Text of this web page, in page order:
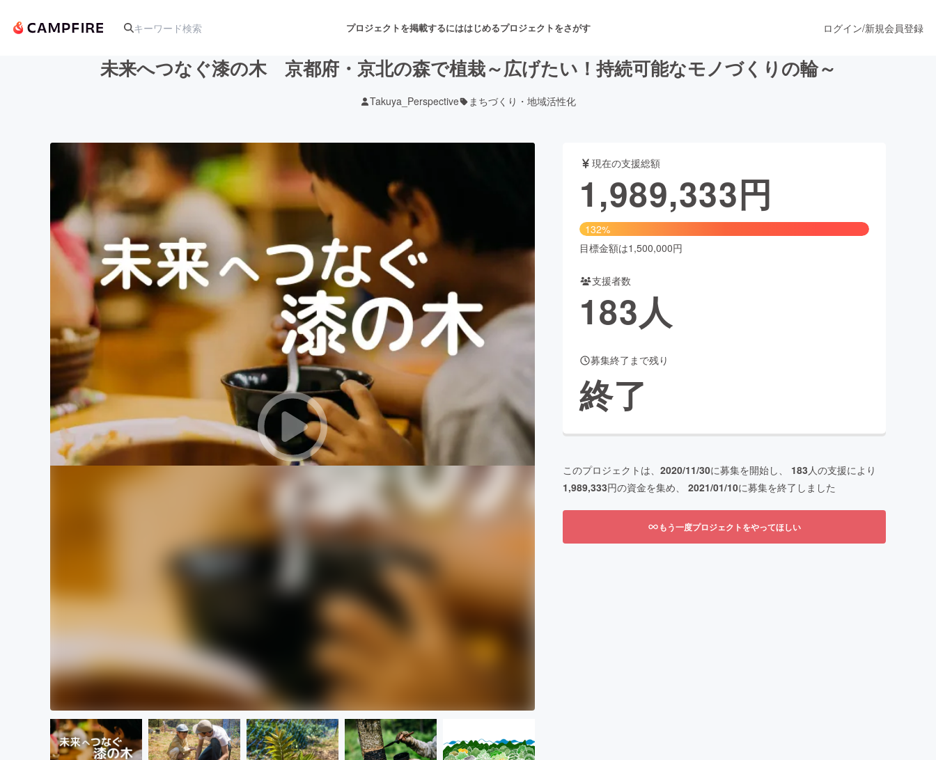
プロジェクトを掲載するにははじめるプロジェクトをさがす
アート・写真 舞台・パフォーマンス
テクノロジー・ガジェット ゲーム・サービス開発 ファッション
映像・映画 書籍・雑誌出版 アニメ・漫画
ビジネス・起業 チャレンジ ビューティー・ヘルスケア
まちづくり・地域活性化
CAMPFIRE for Social Good
CAMPFIREふるさと納税
ログイン/新規会員登録
未来へつなぐ漆の木 京都府・京北の森で植栽～広げたい！持続可能なモノづくりの輪～
Takuya_Perspective まちづくり・地域活性化
現在の支援総額
1,989,333円
132%
目標金額は1,500,000円
支援者数
183人
募集終了まで残り
終了
このプロジェクトは、 2020/11/30に募集を開始し、 183人の支援により
1,989,333円の資金を集め、 2021/01/10に募集を終了しました
もう一度プロジェクトをやってほしい